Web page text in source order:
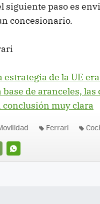
siguiente paso es
concesionario.
estrategia de la UE
base de aranceles, las
conclusión muy clara
WHATSAPP
Ferrari